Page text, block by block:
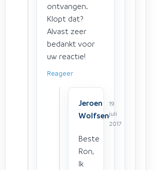
ontvangen.
Klopt dat?
Alvast zeer
bedankt voor
uw reactie!
Reageer
Jeroen
Wolfsen
19
juli
2017
Beste
Ron,
Ik